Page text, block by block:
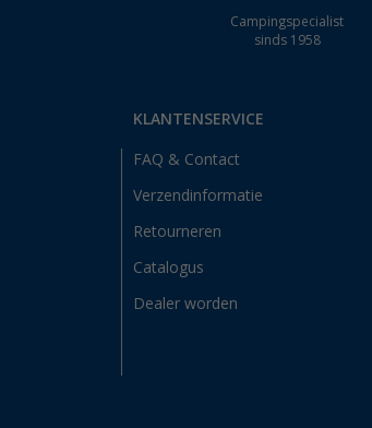
Campingspecialist
sinds 1958
KLANTENSERVICE
FAQ & Contact
Verzendinformatie
Retourneren
Catalogus
Dealer worden